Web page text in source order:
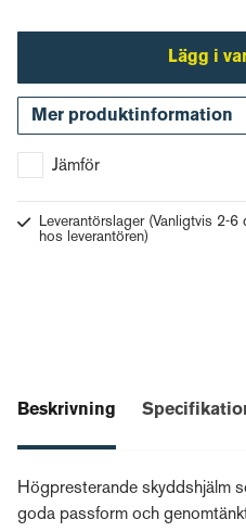
Lägg i
Mer produktinformation
Jämför
Leverantörslager (Vanligtvis 2-6
hos leverantören)
Beskrivning
Högpresterande skyddshjälm
goda passform och